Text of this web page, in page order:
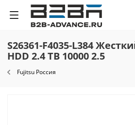
S26361-F4035-L384
HDD 2.4 TB 10000 2.5
Fujitsu Россия